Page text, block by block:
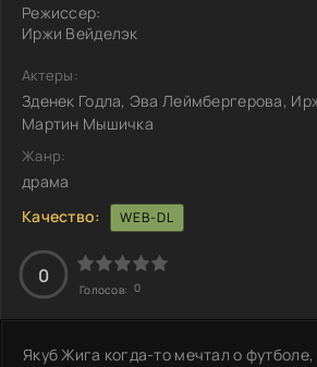
Режиссер:
Иржи Вейделэк
Актеры:
Зденек Годла, Эва Леймбергерова,
Мартин Мышичка
Жанр:
драма
Качество:
WEB-DL
0
Голосов: 0
Якуб Жига когда-то мечтал о